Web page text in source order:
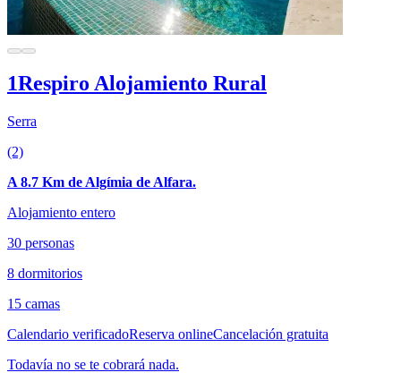
1Respiro Alojamiento Rural
Serra
(2)
A 8.7 Km de Algímia de Alfara.
Alojamiento entero
30 personas
8 dormitorios
15 camas
Calendario verificadoReserva onlineCancelación gratuita
Todavía no se te cobrará nada.